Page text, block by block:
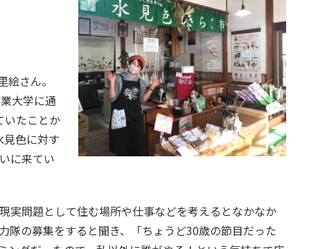
大学に通
いたことか
色に対す
に来てい
の募集をすると聞き、「ちょうど30歳の節目だった